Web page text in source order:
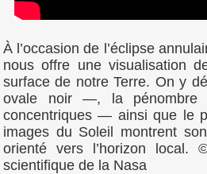
À l’occasion de l’éclipse
nous offre une visualisation
surface de notre Terre. On y
ovale noir —, la pénombre
concentriques — ainsi que le
images du Soleil montrent
orienté vers l’horizon local.
scientifique de la Nasa